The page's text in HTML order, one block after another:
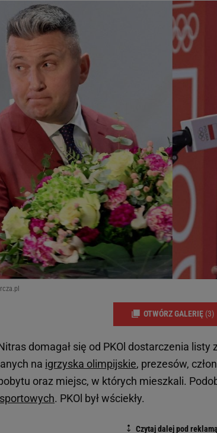
OTWÓRZ GALERIĘ (3)
domagał się od PKOl dostarczenia
na igrzyska olimpijskie, prezesów,
oraz miejsc, w których mieszkali.
sportowych. PKOl był wściekły.